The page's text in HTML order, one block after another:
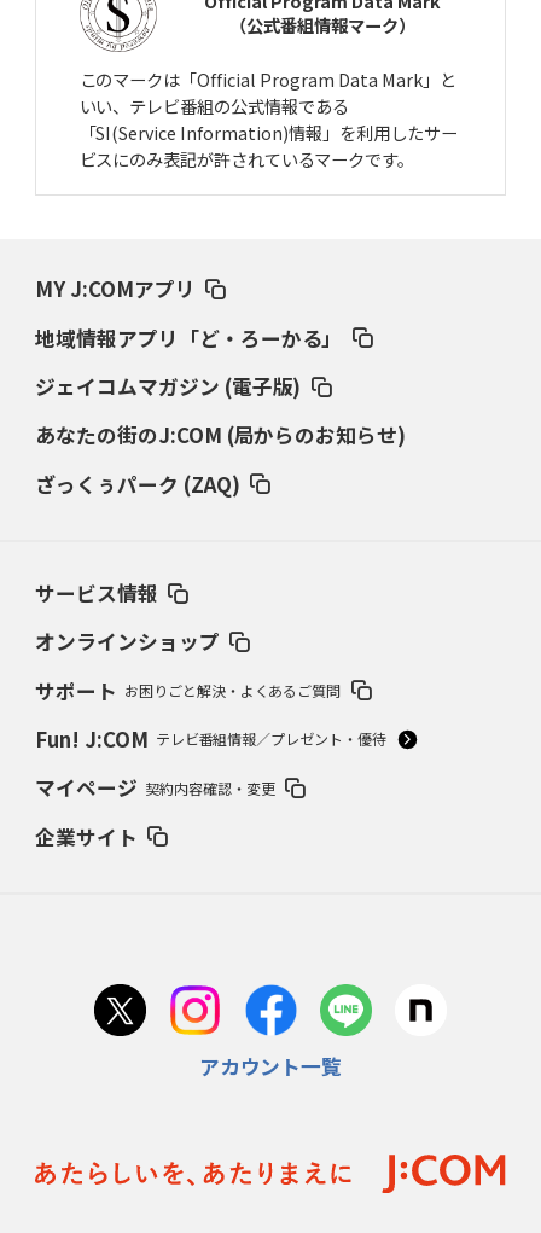
（公式番組情報マーク）
このマークは「Official Program Data Mark」と
いい、テレビ番組の公式情報である
「SI(Service Information)情報」を利用したサー
ビスにのみ表記が許されているマークです。
MY J:COMアプリ
地域情報アプリ「ど・ろーかる」
ジェイコムマガジン (電子版)
あなたの街のJ:COM (局からのお知らせ)
ざっくぅパーク (ZAQ)
サービス情報
オンラインショップ
サポート お困りごと解決・よくあるご質問
Fun! J:COM テレビ番組情報／プレゼント・優待
マイページ 契約内容確認・変更
企業サイト
アカウント一覧